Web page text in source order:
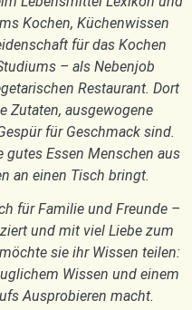
Kochen, Küchenwissen
für das Kochen
– als Nebenjob
Restaurant. Dort
Zutaten, ausgewogene
für Geschmack sind.
gutes Essen Menschen aus
an einen Tisch bringt.
für Familie und Freunde –
und mit viel Liebe zum
sie ihr Wissen teilen:
Wissen und einem
Ausprobieren macht.